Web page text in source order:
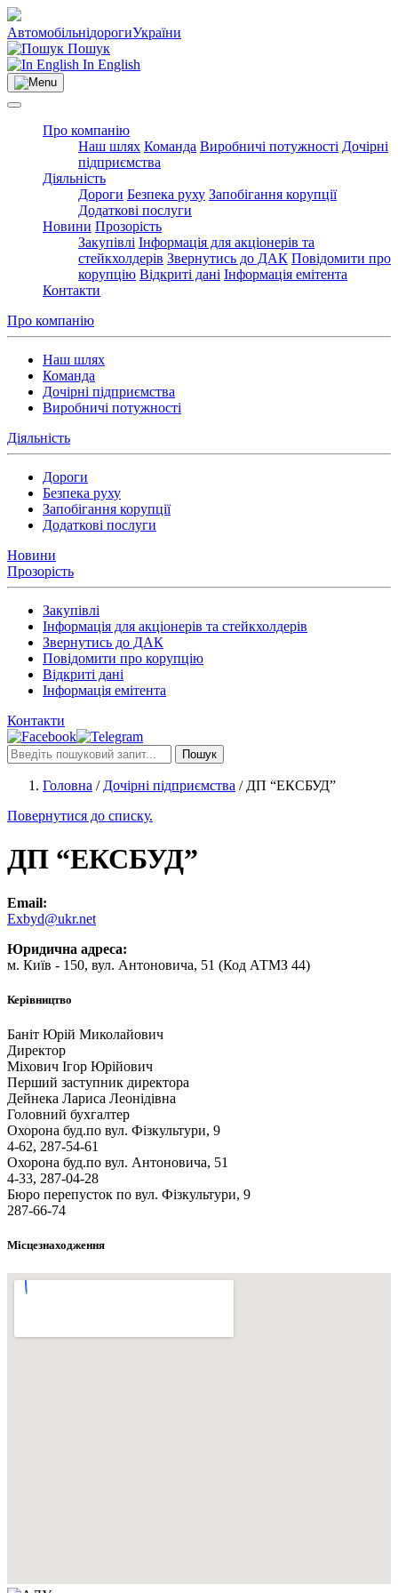
АвтомобільнідорогиУкраїни
Пошук
In English
Про компанію
Наш шлях Команда Виробничі потужності Дочірні
підприємства
Діяльність
Дороги Безпека руху Запобігання корупції
Додаткові послуги
Новини Прозорість
Закупівлі Інформація для акціонерів та
стейкхолдерів Звернутись до ДАК Повідомити про
корупцію Відкриті дані Інформація емітента
Контакти
Про компанію
Наш шлях
Команда
Дочірні підприємства
Виробничі потужності
Діяльність
Дороги
Безпека руху
Запобігання корупції
Додаткові послуги
Новини
Прозорість
Закупівлі
Інформація для акціонерів та стейкхолдерів
Звернутись до ДАК
Повідомити про корупцію
Відкриті дані
Інформація емітента
Контакти
Пошук
Головна / Дочірні підприємства / ДП “ЕКСБУД”
Повернутися до списку.
ДП “ЕКСБУД”
Email:
Exbyd@ukr.net
Юридична адреса:
м. Київ - 150, вул. Антоновича, 51 (Код АТМЗ 44)
Керівництво
Баніт Юрій Миколайович
Директор
Міхович Ігор Юрійович
Перший заступник директора
Дейнека Лариса Леонідівна
Головний бухгалтер
Охорона буд.по вул. Фізкультури, 9
4-62, 287-54-61
Охорона буд.по вул. Антоновича, 51
4-33, 287-04-28
Бюро перепусток по вул. Фізкультури, 9
287-66-74
Місцезнаходження